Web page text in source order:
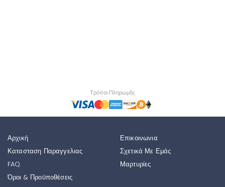
Τρόποι Πληρωμῆς
Αρχική
Κατασταση Παραγγελιας
FAQ
Επικοινωνια
Σχετικά Με Εμάς
Μαρτυρίες
Όροι & Προϋποθέσεις